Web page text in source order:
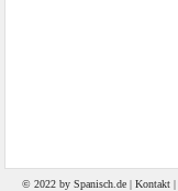
© 2022 by Spanisch .de | Kontakt |